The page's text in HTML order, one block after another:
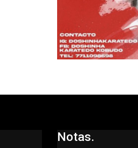
Notas.